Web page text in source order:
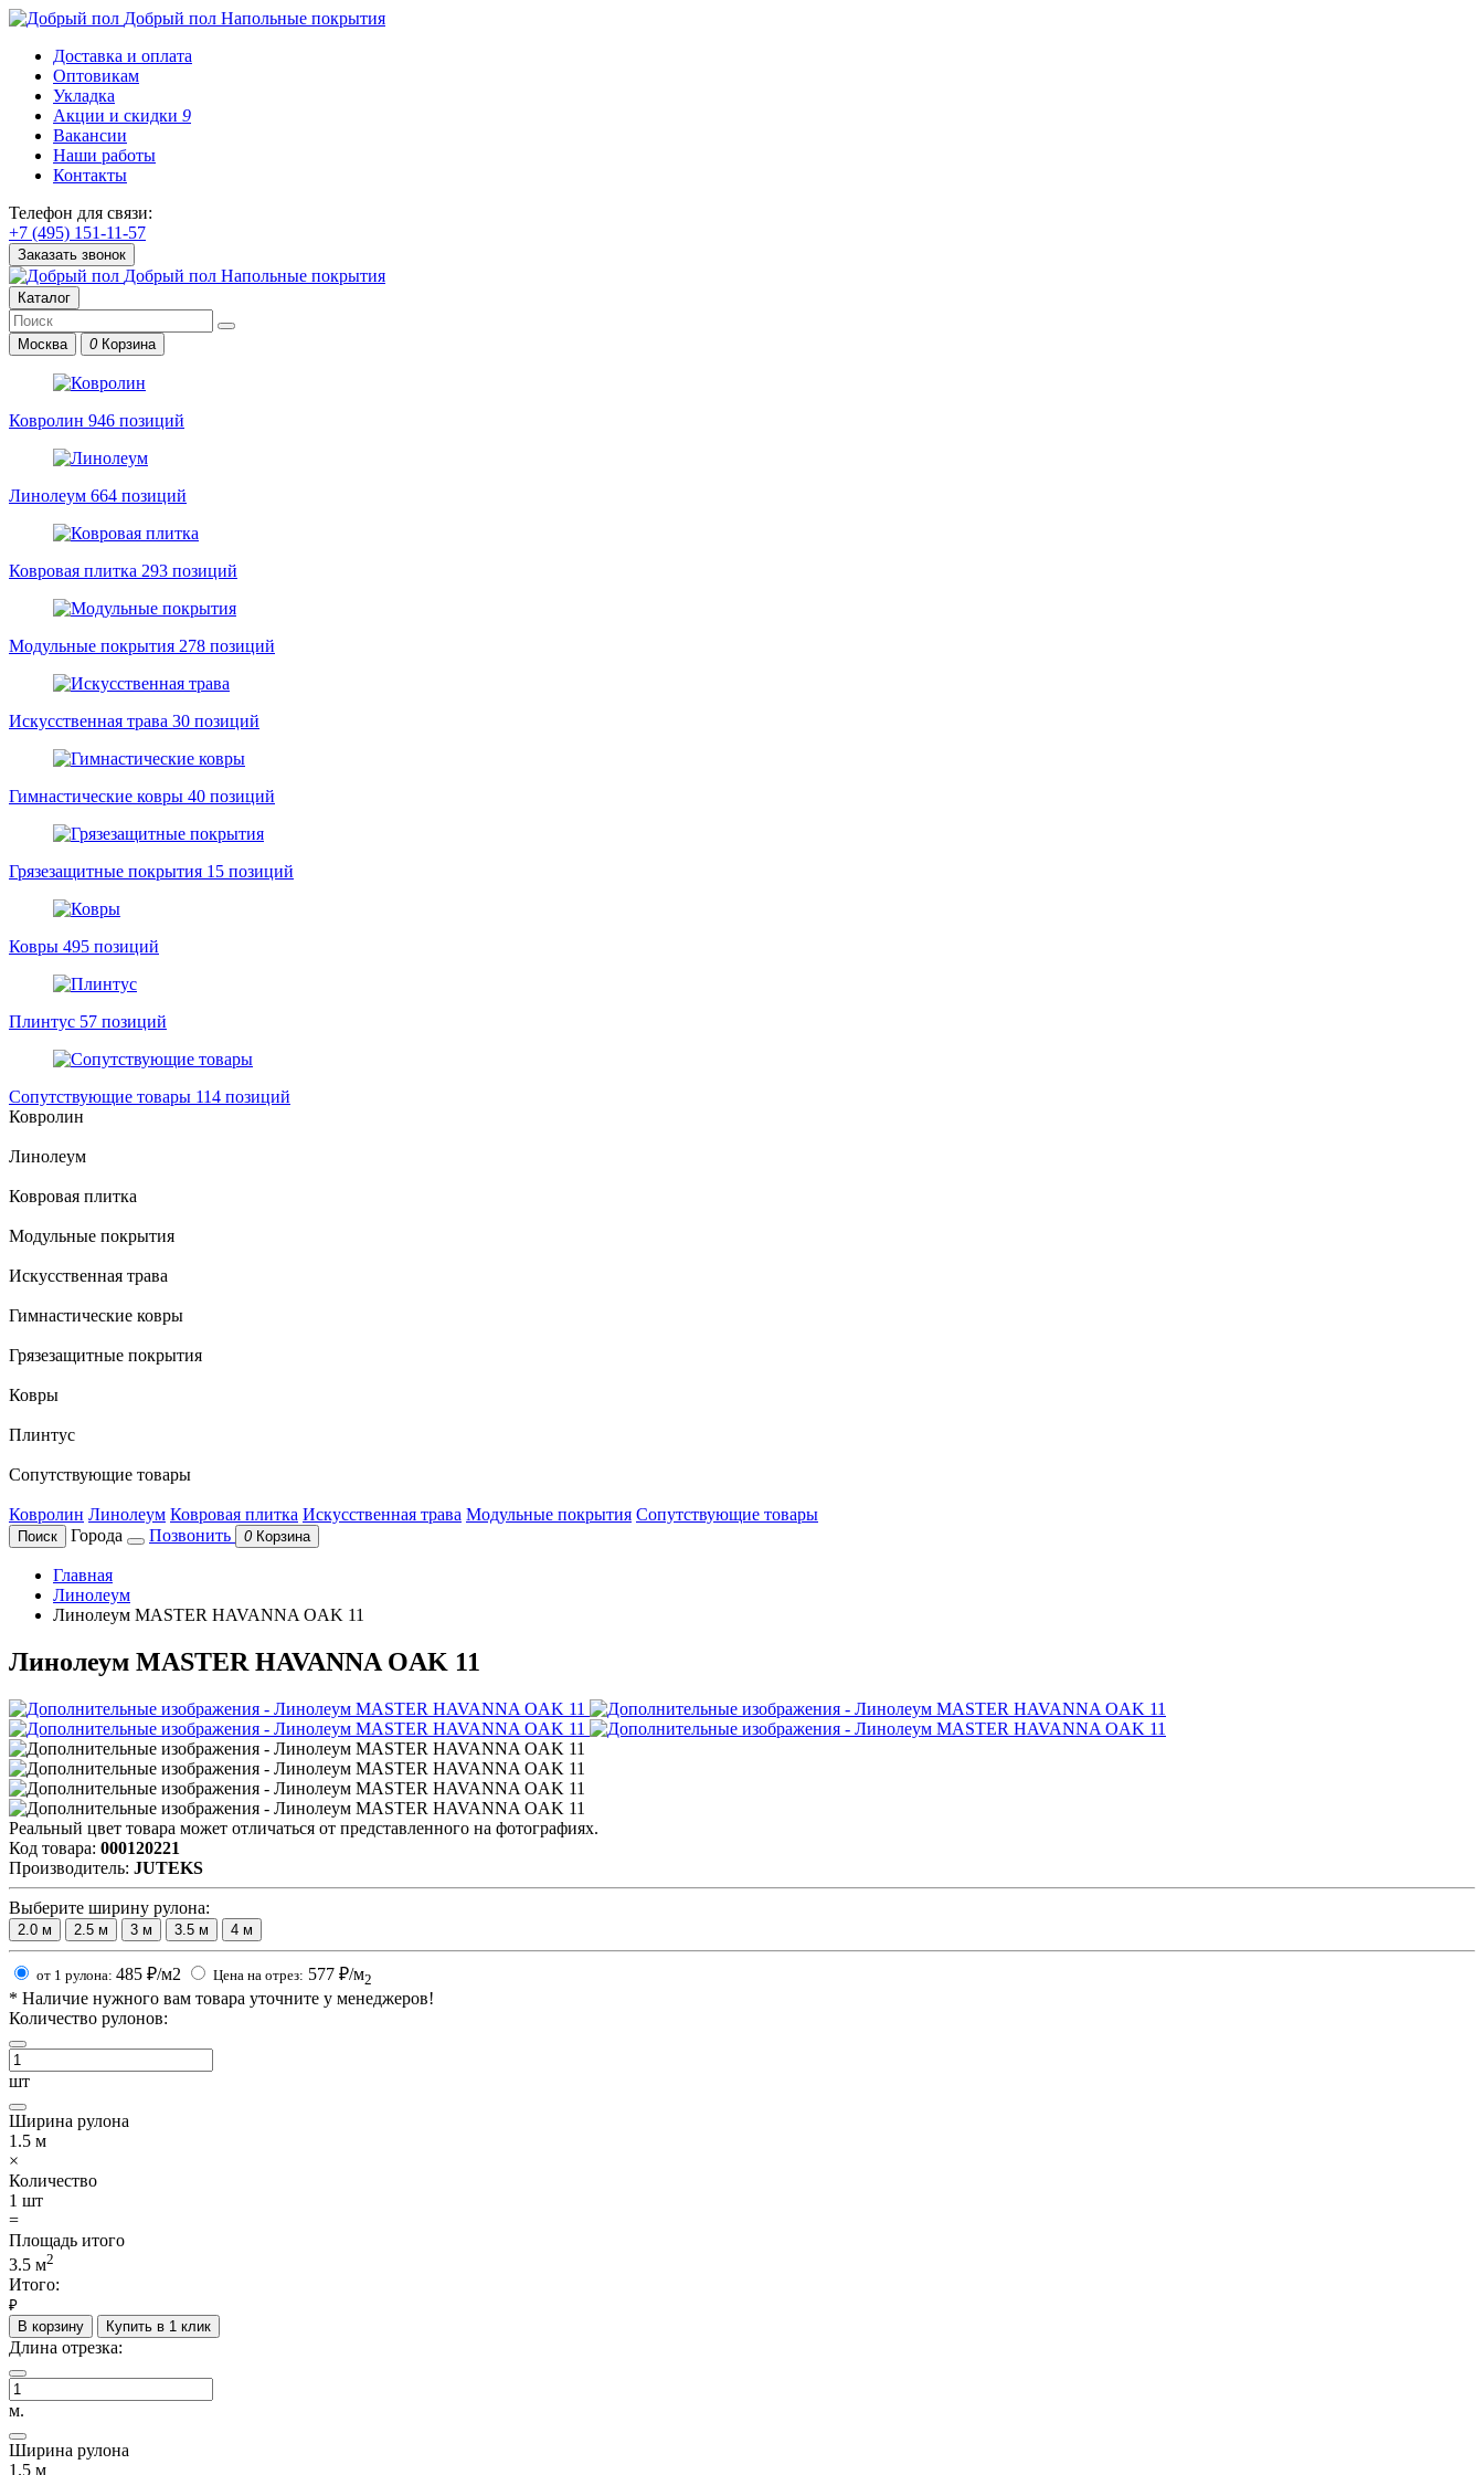
Добрый пол Напольные покрытия
Доставка и оплата
Оптовикам
Укладка
Акции и скидки 9
Вакансии
Наши работы
Контакты
Телефон для связи:
+7 (495) 151-11-57
Заказать звонок
Добрый пол Напольные покрытия
Каталог
Москва 0 Корзина
Ковролин 946 позиций
Линолеум 664 позиций
Ковровая плитка 293 позиций
Модульные покрытия 278 позиций
Искусственная трава 30 позиций
Гимнастические ковры 40 позиций
Грязезащитные покрытия 15 позиций
Ковры 495 позиций
Плинтус 57 позиций
Сопутствующие товары 114 позиций
Ковролин
Линолеум
Ковровая плитка
Модульные покрытия
Искусственная трава
Гимнастические ковры
Грязезащитные покрытия
Ковры
Плинтус
Сопутствующие товары
Ковролин Линолеум Ковровая плитка Искусственная трава Модульные покрытия Сопутствующие товары
Поиск Города Позвонить 0 Корзина
Главная
Линолеум
Линолеум MASTER HAVANNA OAK 11
Линолеум MASTER HAVANNA OAK 11
Реальный цвет товара может отличаться от представленного на фотографиях.
Код товара: 000120221
Производитель: JUTEKS
Выберите ширину рулона:
2.0 м 2.5 м 3 м 3.5 м 4 м
от 1 рулона: 485 ₽/м2 Цена на отрез: 577 ₽/м2
* Наличие нужного вам товара уточните у менеджеров!
Количество рулонов:
шт
Ширина рулона
1.5 м
×
Количество
1 шт
=
Площадь итого
3.5 м2
Итого:
₽
В корзину
Купить в 1 клик
Длина отрезка:
м.
Ширина рулона
1.5 м